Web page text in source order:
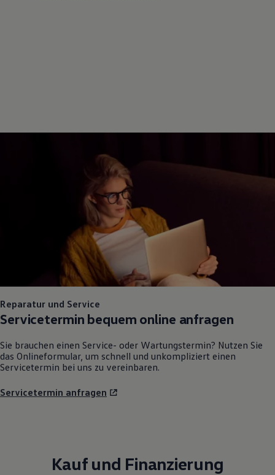
Reparatur und Service
Servicetermin bequem online anfragen
Sie brauchen einen Service- oder Wartungstermin? Nutzen Sie
das Onlineformular, um schnell und unkompliziert einen
Servicetermin bei uns zu vereinbaren.
Servicetermin anfragen
Kauf und Finanzierung